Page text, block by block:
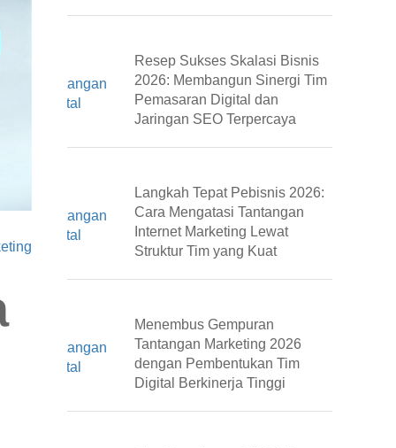
Resep Sukses Skalasi Bisnis
2026: Membangun Sinergi Tim
Pemasaran Digital dan
Jaringan SEO Terpercaya
Langkah Tepat Pebisnis 2026:
Cara Mengatasi Tantangan
Internet Marketing Lewat
Struktur Tim yang Kuat
Menembus Gempuran
Tantangan Marketing 2026
dengan Pembentukan Tim
Digital Berkinerja Tinggi